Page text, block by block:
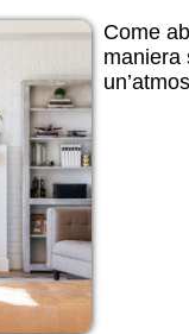
Come
maniera